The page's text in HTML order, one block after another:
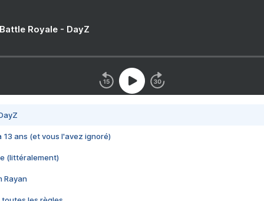
Royale - DayZ
13 ans (et vous l'avez ignoré)
(littéralement)
Rayan